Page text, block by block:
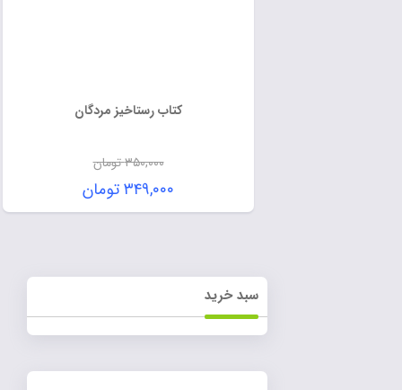
کتاب رستاخیز مردگان
۳۵۰,۰۰۰تومان
۳۴۹,۰۰۰تومان
سبد خرید